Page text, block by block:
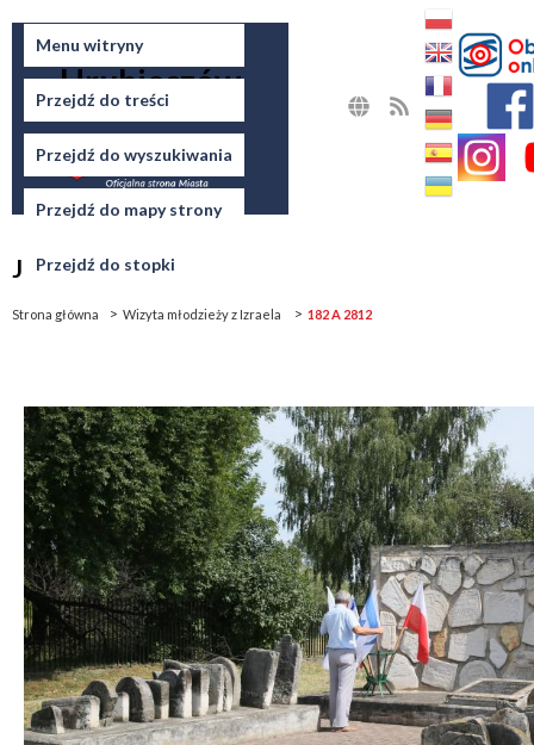
Menu witryny
Przejdź do treści
Przejdź do wyszukiwania
Przejdź do mapy strony
Przejdź do stopki
Miasto
Hrubieszów
Jesteś tutaj
Strona główna Wizyta młodzieży z Izraela 182 A 2812